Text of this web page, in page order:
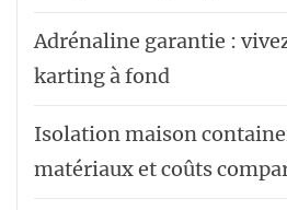
Adrénaline garantie :
karting à fond
Isolation maison
matériaux et coûts